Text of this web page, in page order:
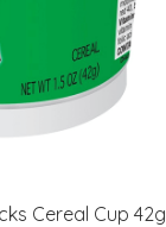
Cereal Cup 42g